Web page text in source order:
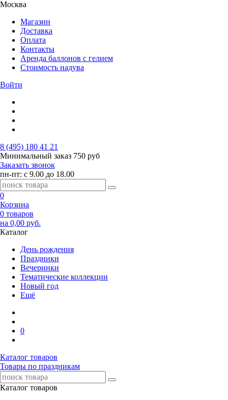
Москва
Магазин
Доставка
Оплата
Контакты
Аренда баллонов с гелием
Стоимость надува
Войти
8 (495) 180 41 21
Минимальный заказ 750 руб
Заказать звонок
пн-пт: с 9.00 до 18.00
0
Корзина
0 товаров
на 0,00 руб.
Каталог
День рождения
Праздники
Вечеринки
Тематические коллекции
Новый год
Ещё
0
Каталог товаров
Товары по праздникам
Каталог товаров